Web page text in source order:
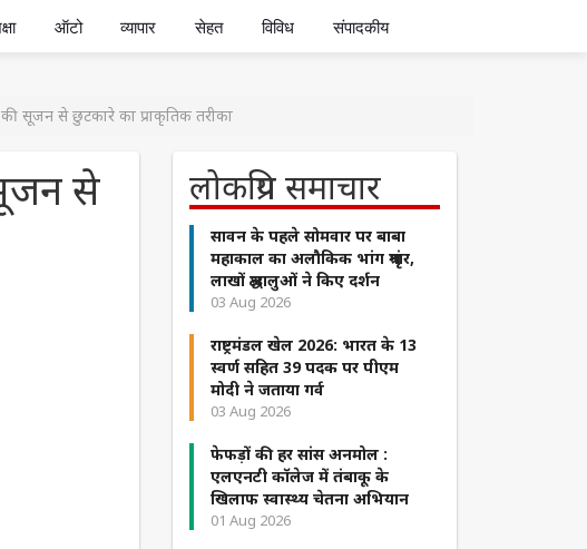
ऑटो व्यापार सेहत विविध संपादकीय
सूजन से छुटकारे का प्राकृतिक तरीका
से लोकप्रिय समाचार
सावन के पहले सोमवार पर बाबा
महाकाल का अलौकिक भांग श्रृंगार,
लाखों श्रद्धालुओं ने किए दर्शन
03 Aug 2026
राष्ट्रमंडल खेल 2026: भारत के 13
स्वर्ण सहित 39 पदक पर पीएम
मोदी ने जताया गर्व
03 Aug 2026
फेफड़ों की हर सांस अनमोल :
एलएनटी कॉलेज में तंबाकू के
खिलाफ स्वास्थ्य चेतना अभियान
01 Aug 2026